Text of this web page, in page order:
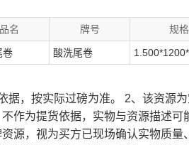
品名 牌号 规格
卷 酸洗尾卷
据，按实际过磅为准。 2、该资源
作为提货依据，实物与资源描述
源，视为买方已现场确认实物质